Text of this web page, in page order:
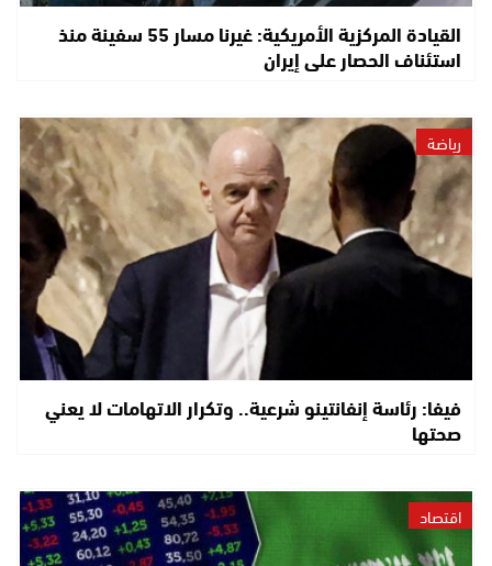
القيادة المركزية الأمريكية: غيرنا مسار 55 سفينة منذ
استئناف الحصار على إيران
رياضة
فيفا: رئاسة إنفانتينو شرعية.. وتكرار الاتهامات لا يعني
صحتها
اقتصاد